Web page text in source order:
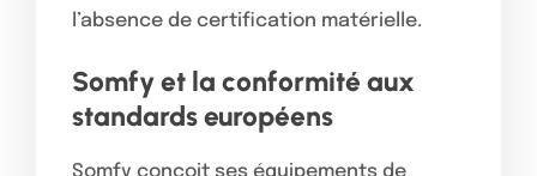
l’absence de certification matérielle.
Somfy et la conformité aux
standards européens
Somfy conçoit ses équipements de